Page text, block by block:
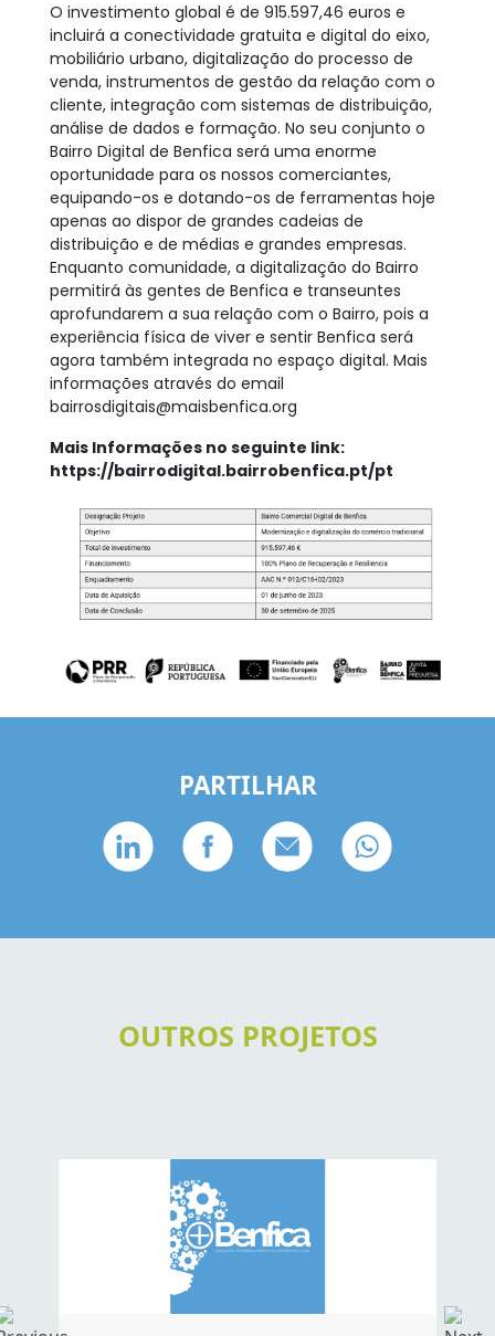
O investimento global é de 915.597,46 euros e
incluirá a conectividade gratuita e digital do eixo,
mobiliário urbano, digitalização do processo de
venda, instrumentos de gestão da relação com o
cliente, integração com sistemas de distribuição,
análise de dados e formação. No seu conjunto o
Bairro Digital de Benfica será uma enorme
oportunidade para os nossos comerciantes,
equipando-os e dotando-os de ferramentas hoje
apenas ao dispor de grandes cadeias de
distribuição e de médias e grandes empresas.
Enquanto comunidade, a digitalização do Bairro
permitirá às gentes de Benfica e transeuntes
aprofundarem a sua relação com o Bairro, pois a
experiência física de viver e sentir Benfica será
agora também integrada no espaço digital. Mais
informações através do email
bairrosdigitais@maisbenfica.org
Mais Informações no seguinte link:
https://bairrodigital.bairrobenfica.pt/pt
PARTILHAR
OUTROS PROJETOS